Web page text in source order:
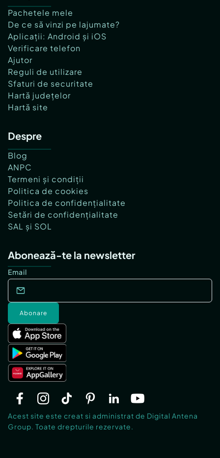
Pachetele mele
De ce să vinzi pe lajumate?
Aplicații: Android și iOS
Verificare telefon
Ajutor
Reguli de utilizare
Sfaturi de securitate
Hartă județelor
Hartă site
Despre
Blog
ANPC
Termeni și condiții
Politica de cookies
Politica de confidențialitate
Setări de confidențialitate
SAL și SOL
Abonează-te la newsletter
Email
Abonare
Acest site este creat si administrat de Digital Antena
Group. Toate drepturile rezervate.